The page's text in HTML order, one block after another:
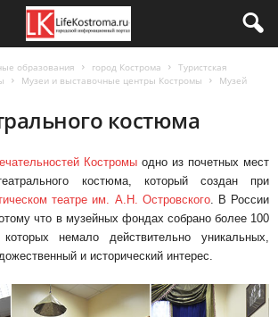
образования город Кострома
Туристская
Музеи и выставочные центры Костромы
Музей
костюма
Костромы одно из почетных мест
костюма, который создан при
театре им. А.Н. Островского. В России
что в музейных фондах собрано более 100
немало действительно уникальных,
и исторический интерес.